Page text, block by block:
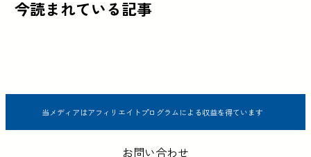
今読まれている記事
当メディアはアフィリエイトプログラムによる収益を得ています
お問い合わせ